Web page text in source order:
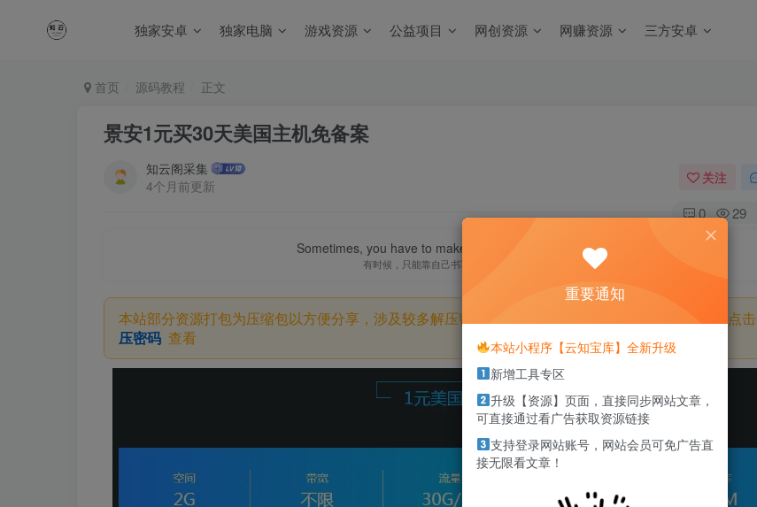
独家安卓 独家电脑 游戏资源 公益项目 网创资源 网赚资源 三方安卓
首页 源码教程 正文
景安1元买30天美国主机免备案
知云阁采集
4个月前更新
关注
0 29
Sometimes, you have to make your own happy ending.
有时候，只能靠自己书写自己的美好结局
本站部分资源打包为压缩包以方便分享，涉及较多解压密码，如果你下载的资源需要解压密码，请点击
压密码 查看
重要通知
本站小程序【云知宝库】全新升级
新增工具专区
升级【资源】页面，直接同步网站文章，
可直接通过看广告获取资源链接
支持登录网站账号，网站会员可免广告直
接无限看文章！